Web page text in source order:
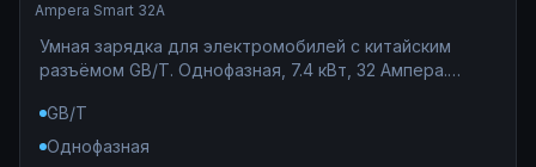
Ampera Smart 32A
Умная зарядка для электромобилей с китайским
разъёмом GB/T. Однофазная, 7.4 кВт, 32 Ампера.
управление со смартфона, статистика потребления и
таймер для ночного тарифа. Работает при низком
GB/T
Однофазная